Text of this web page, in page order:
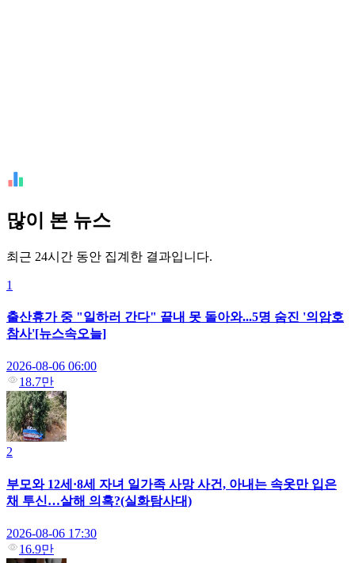
많이 본 뉴스
최근 24시간 동안 집계한 결과입니다.
1
출산휴가 중 "일하러 간다" 끝내 못 돌아와...5명 숨진 '의암호
참사'[뉴스속오늘]
2026-08-06 06:00
18.7만
2
부모와 12세·8세 자녀 일가족 사망 사건, 아내는 속옷만 입은
채 투신…살해 의혹?(실화탐사대)
2026-08-06 17:30
16.9만